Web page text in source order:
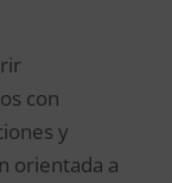
con
y
orientada a